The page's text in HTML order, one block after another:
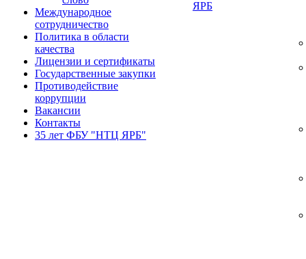
Международное
сотрудничество
Политика в области
качества
Лицензии и сертификаты
Государственные закупки
Противодействие
коррупции
Вакансии
Контакты
35 лет ФБУ "НТЦ ЯРБ"
ЯРБ